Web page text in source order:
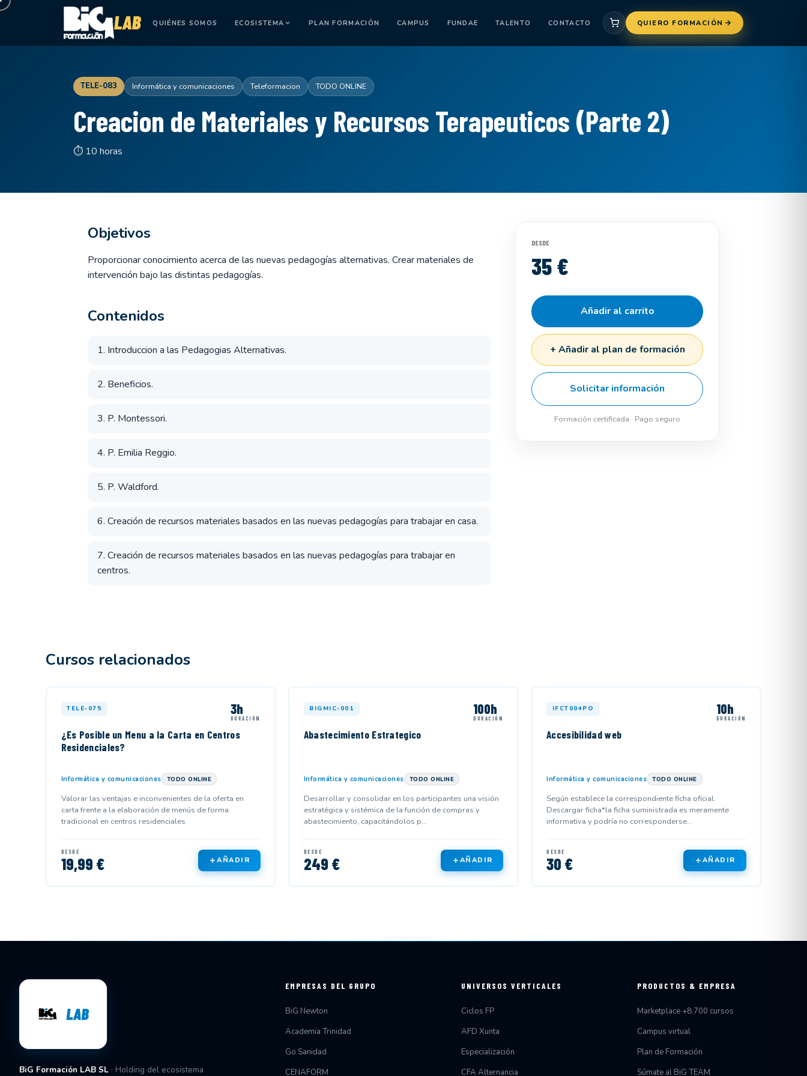
QUIÉNES SOMOS ECOSISTEMA PLAN FORMACIÓN CAMPUS FUNDAE TALENTO CONTACTO QUIERO FORMACIÓN
TELE-083 Informática y comunicaciones Teleformacion TODO ONLINE
Creacion de Materiales y Recursos Terapeuticos (Parte 2)
⏱ 10 horas
Objetivos
Proporcionar conocimiento acerca de las nuevas pedagogías alternativas. Crear materiales de
intervención bajo las distintas pedagogías.
Contenidos
1. Introduccion a las Pedagogias Alternativas.
2. Beneficios.
3. P. Montessori.
4. P. Emilia Reggio.
5. P. Waldford.
6. Creación de recursos materiales basados en las nuevas pedagogías para trabajar en casa.
7. Creación de recursos materiales basados en las nuevas pedagogías para trabajar en
centros.
DESDE
35 €
Añadir al carrito
+ Añadir al plan de formación
Solicitar información
Formación certificada · Pago seguro
Cursos relacionados
TELE-075 3h
DURACIÓN
¿Es Posible un Menu a la Carta en Centros
Residenciales?
Informática y comunicaciones TODO ONLINE
Valorar las ventajas e inconvenientes de la oferta en
carta frente a la elaboración de menús de forma
tradicional en centros residenciales
DESDE
19,99 € AÑADIR
BIGMIC-001 100h
DURACIÓN
Abastecimiento Estrategico
Informática y comunicaciones TODO ONLINE
Desarrollar y consolidar en los participantes una visión
estratégica y sistémica de la función de compras y
abastecimiento, capacitándolos p...
DESDE
249 € AÑADIR
IFCT004PO 10h
DURACIÓN
Accesibilidad web
Informática y comunicaciones TODO ONLINE
Según establece la correspondiente ficha oficial.
Descargar ficha*la ficha suministrada es meramente
informativa y podría no corresponderse...
DESDE
30 € AÑADIR
BiG Formación LAB SL · Holding del ecosistema
EMPRESAS DEL GRUPO
BiG Newton
Academia Trinidad
Go Sanidad
CENAFORM
UNIVERSOS VERTICALES
Ciclos FP
AFD Xunta
Especialización
CFA Alternancia
PRODUCTOS & EMPRESA
Marketplace +8.700 cursos
Campus virtual
Plan de Formación
Súmate al BiG TEAM